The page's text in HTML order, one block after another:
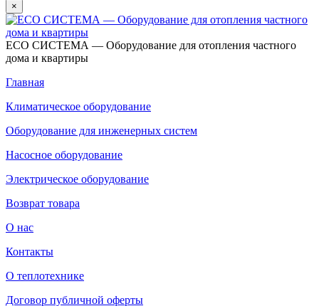
×
ECO СИСТЕМА — Оборудование для отопления частного
дома и квартиры
Главная
Климатическое оборудование
Оборудование для инженерных систем
Насосное оборудование
Электрическое оборудование
Возврат товара
О нас
Контакты
О теплотехнике
Договор публичной оферты